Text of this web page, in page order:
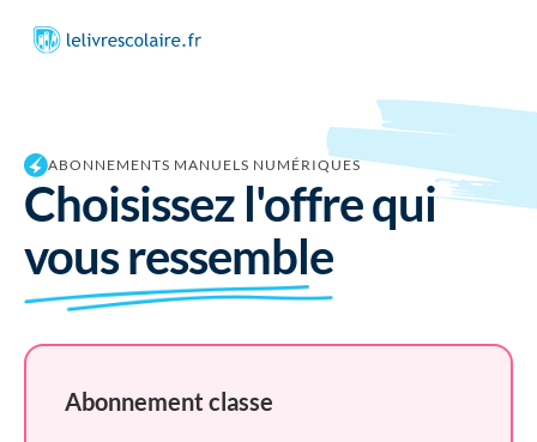
ABONNEMENTS MANUELS NUMÉRIQUES
Choisissez l'offre qui
vous ressemble
Abonnement classe